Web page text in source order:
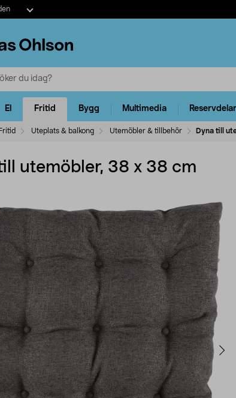
El Fritid Bygg Multimedia Reservdelar
Fritid Uteplats & balkong Utemöbler & tillbehör Dyna till
utemöbler, 38 x 38 cm